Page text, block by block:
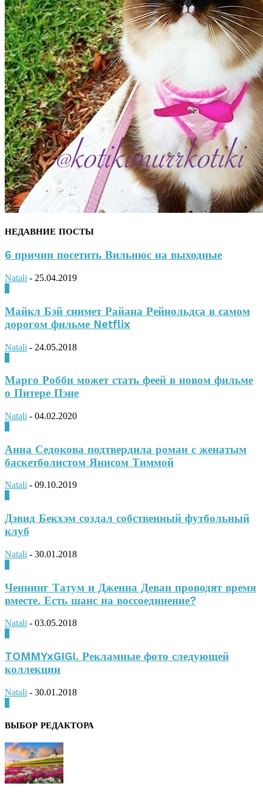
НЕДАВНИЕ ПОСТЫ
6 причин посетить Вильнюс на выходные
Natali - 25.04.2019
Майкл Бэй снимет Райана Рейнольдса в самом
дорогом фильме Netflix
Natali - 24.05.2018
Марго Робби может стать феей в новом фильме
о Питере Пэне
Natali - 04.02.2020
Анна Седокова подтвердила роман с женатым
баскетболистом Янисом Тиммой
Natali - 09.10.2019
Дэвид Бекхэм создал собственный футбольный
клуб
Natali - 30.01.2018
Ченнинг Татум и Дженна Деван проводят время
вместе. Есть шанс на воссоединение?
Natali - 03.05.2018
TOMMYxGIGI. Рекламные фото следующей
коллекции
Natali - 30.01.2018
ВЫБОР РЕДАКТОРА